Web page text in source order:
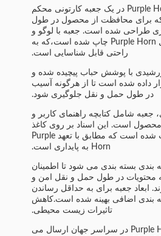
پانل خورشیدی Purple Horn در یک جعبه کارتونی محکم
برای محافظت از محصول در طول
طراحی شده است. جعبه با لوگو و
اطلاعات محصول Purple Horn چاپ شده است،که به
راحتی قابل شناسایی است.
با پوشش حباب پیچیده شده و
داده شده است تا از هرگونه آسیب
در طول حمل و نقل جلوگیری شود.
جعبه شامل کتابچه راهنمای کاربر و
است. این اسناد بر روی کاغذ
بازیافت شده چاپ شده است که مطابق با تعهد Purple
Horn به پایداری است.
بندی بسته بندی می شود تا اطمینان
در طول حمل و نقل امن و
جعبه برای به حداقل رساندن
بندی اضافی بهینه شده است.کاهش
تاثیرات زیست محیطی.
پانل خورشیدی Purple Horn در سراسر جهان ارسال می